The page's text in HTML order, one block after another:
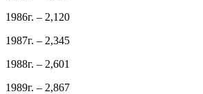
1986г. – 2,120
1987г. – 2,345
1988г. – 2,601
1989г. – 2,867